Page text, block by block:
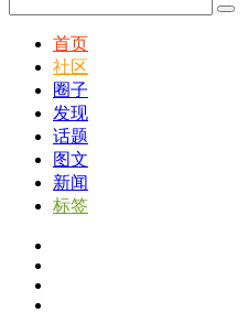
首页
社区
圈子
发现
话题
图文
新闻
标签